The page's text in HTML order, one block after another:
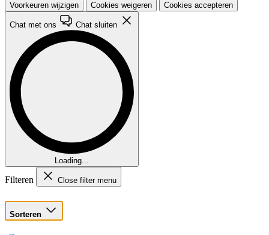
Voorkeuren wijzigen Cookies weigeren Cookies accepteren
Chat met ons Chat sluiten
Loading...
Filteren Close filter menu
Sorteren